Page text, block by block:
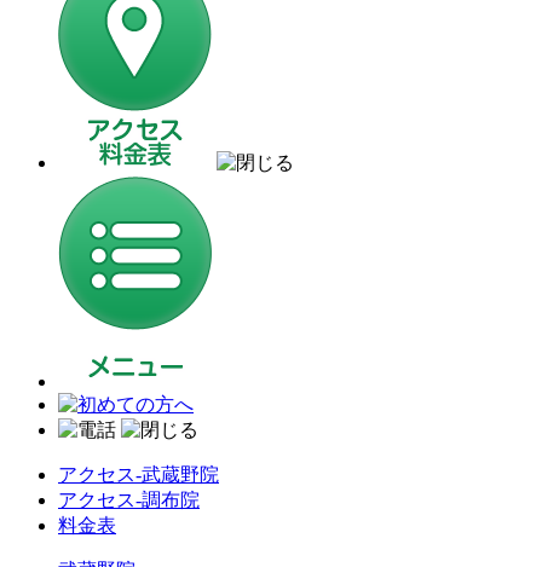
アクセス-武蔵野院
アクセス-調布院
料金表